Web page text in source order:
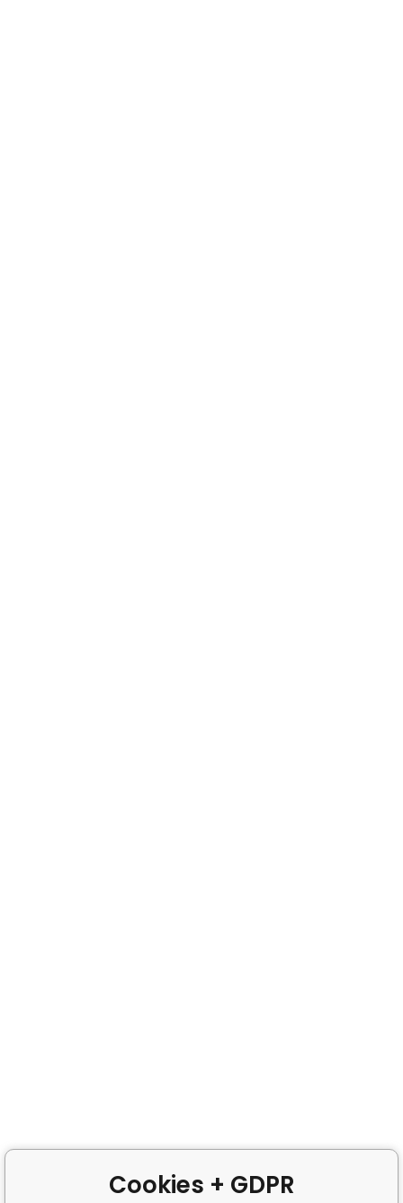
Cookies + GDPR